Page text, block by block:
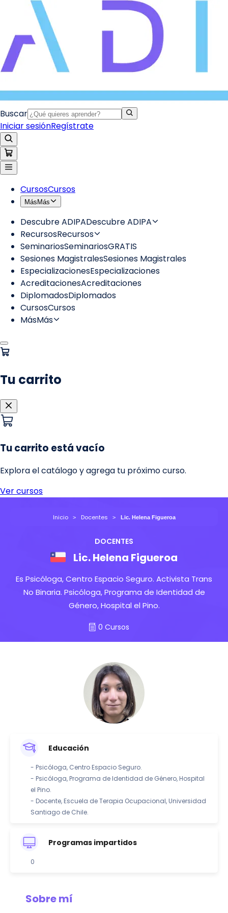
Inicio Docentes Lic. Helena Figueroa
DOCENTES
Lic. Helena Figueroa
Es Psicóloga, Centro Espacio Seguro. Activista Trans
No Binaria. Psicóloga, Programa de Identidad de
Género, Hospital el Pino.
0 Cursos
Educación
- Psicóloga, Centro Espacio Seguro.
- Psicóloga, Programa de Identidad de Género, Hospital
el Pino.
- Docente, Escuela de Terapia Ocupacional, Universidad
Santiago de Chile.
Programas impartidos
0
Sobre mí